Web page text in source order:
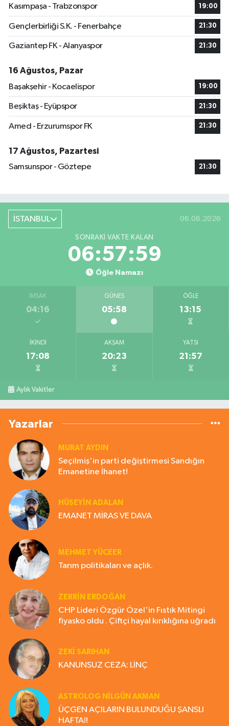
Kasımpaşa - Trabzonspor 19:00
Gençlerbirliği S.K. - Fenerbahçe 21:30
Gaziantep FK - Alanyaspor 21:30
16 Ağustos, Pazar
Başakşehir - Kocaelispor
19:00
Beşiktaş - Eyüpspor 21:30
Amed - Erzurumspor FK 21:30
17 Ağustos, Pazartesi
Samsunspor - Göztepe
21:30
İSTANBUL 06.08.2026
SONRAKI VAKTE KALAN
06:57:59
Öğle Namazı
İMSAK
04:16
GÜNEŞ
05:58
ÖĞLE
13:15
İKINDI
17:08
AKŞAM
20:23
YATSI
21:57
Aylık Vakitler
Yazarlar
MURAT AYDIN
Seçilmiş'in parti değiştirmesi Sandığın
Emanetine İhanet!
HÜSEYIN ADALAN
EMANET MİRAS VE DAVA
MEHMET YÜCEER
Tarım politikaları ve açlık.
ZERRIN ERDOĞAN
CHP Lideri Özgür Özel'in Fıstık Mitingi
fiyasko oldu . Çiftçi hayal kırıklığına uğradı
ZEKI SARIHAN
KANUNSUZ CEZA: LİNÇ
ASTROLOG NILGÜN AKMAN
ÜÇGEN AÇILARIN BULUNDUĞU ŞANSLI
HAFTA!!